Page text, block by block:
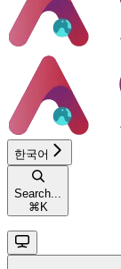
한국어
Search...
⌘ K